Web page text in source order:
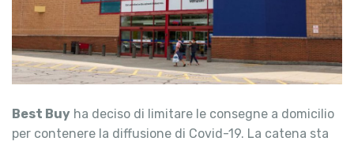
Best Buy ha deciso di limitare le consegne a domicilio
per contenere la diffusione di Covid-19. La catena sta